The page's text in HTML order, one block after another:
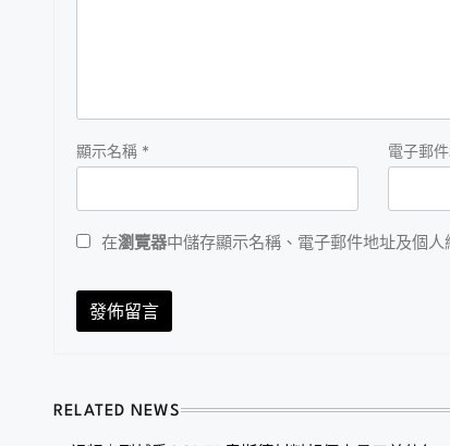
顯示名稱 * 電子郵
在瀏覽器中儲存顯示名稱、電子郵件地址及個
RELATED NEWS